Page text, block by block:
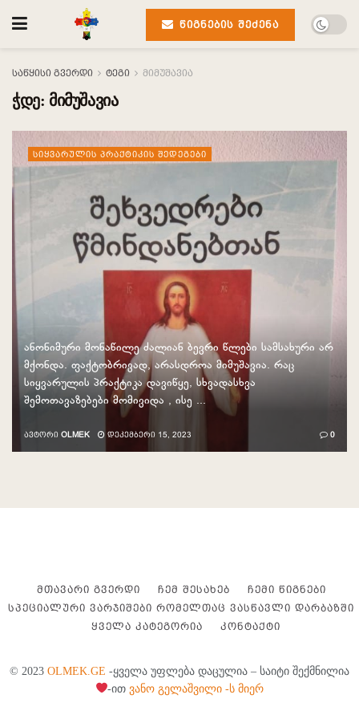
ᲬᲘᲒᲜᲔᲑᲘᲡ ᲨᲔᲫᲔᲜᲐ
საწყისი გვერდი ტეგი მიმუშავია
ჭდე: მიმუშავია
ᲡᲘᲧᲕᲐᲠᲣᲚᲘᲡ ᲞᲠᲐᲥᲢᲘᲙᲘᲡ ᲨᲔᲓᲔᲒᲔᲑᲘ
ანონიმური მონაწილე ძალიან ბევრი წლები სამსახური არ
მქონდა. ფაქტობრივად, არასდროა მიმუშავია. რაც
სიყვარულის პრაქტიკა დავიწყე, სხვადასხვა
შემოთავაზებები მომივიდა , ისე ...
ᲐᲕᲢᲝᲠᲘ OLMEK ᲓᲔᲙᲔᲛᲑᲔᲠᲘ 15, 2023 0
ᲛᲗᲐᲕᲐᲠᲘ ᲒᲕᲔᲠᲓᲘ ᲩᲔᲛ ᲨᲔᲡᲐᲮᲔᲑ
ᲩᲔᲛᲘ ᲬᲘᲒᲜᲔᲑᲘ
ᲡᲞᲔᲪᲘᲐᲚᲣᲠᲘ ᲕᲐᲠᲯᲘᲨᲔᲑᲘ ᲠᲝᲛᲔᲚᲗᲐᲪ ᲕᲐᲡᲬᲐᲕᲚᲘ ᲓᲐᲠᲑᲐᲖᲨᲘ
ᲧᲕᲔᲚᲐ ᲙᲐᲢᲔᲒᲝᲠᲘᲐ
ᲙᲝᲜᲢᲐᲥᲢᲘ
© 2023 OLMEK.GE -ყველა უფლება დაცულია – საიტი შექმნილია
-ითვანო გელაშვილი -ს მიერ